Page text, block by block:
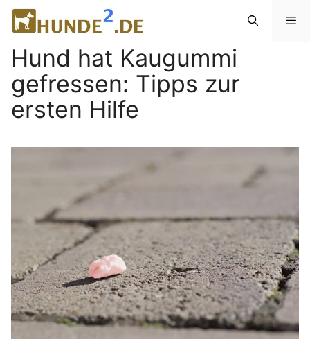
Zum
Inhalt
springen
Hund hat Kaugummi
gefressen: Tipps zur
ersten Hilfe